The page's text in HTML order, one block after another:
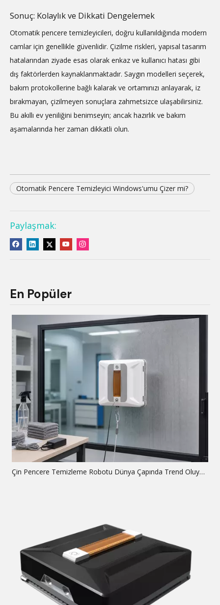
Sonuç: Kolaylık ve Dikkati Dengelemek
Otomatik pencere temizleyicileri, doğru kullanıldığında modern
camlar için genellikle güvenlidir. Çizilme riskleri, yapısal tasarım
hatalarından ziyade esas olarak enkaz ve kullanıcı hatası gibi
dış faktörlerden kaynaklanmaktadır. Saygın modelleri seçerek,
bakım protokollerine bağlı kalarak ve ortamınızı anlayarak, iz
bırakmayan, çizilmeyen sonuçlara zahmetsizce ulaşabilirsiniz.
Bu akıllı ev yeniliğini benimseyin; ancak hazırlık ve bakım
aşamalarında her zaman dikkatli olun.
Otomatik Pencere Temizleyici Windows'umu Çizer mi?
Paylaşmak:
En Popüler
Çin Pencere Temizleme Robotu Dünya Çapında Trend Oluyor Neden: Küresel Analiz